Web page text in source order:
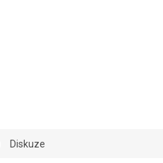
Diskuze